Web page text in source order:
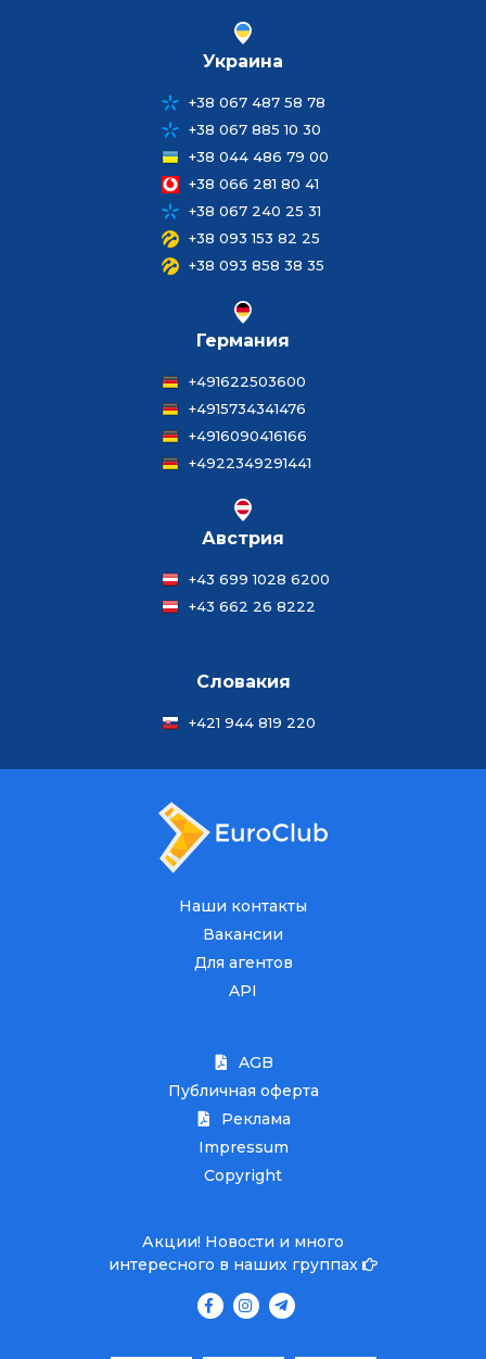
Украина
+38 067 487 58 78
+38 067 885 10 30
+38 044 486 79 00
+38 066 281 80 41
+38 067 240 25 31
+38 093 153 82 25
+38 093 858 38 35
Германия
+491622503600
+4915734341476
+4916090416166
+4922349291441
Австрия
+43 699 1028 6200
+43 662 26 8222
Словакия
+421 944 819 220
Наши контакты
Вакансии
Для агентов
API
AGB
Публичная оферта
Реклама
Impressum
Copyright
Акции! Новости и много
интересного в наших группах